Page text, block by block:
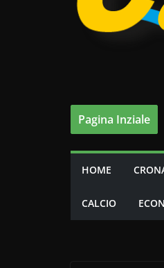
Pagina Inziale
HOME
CALCIO